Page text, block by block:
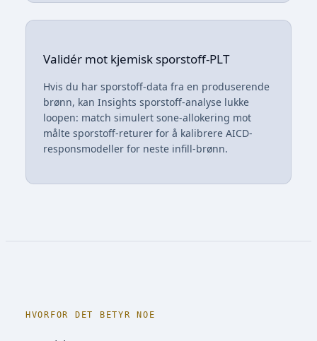
Validér mot kjemisk sporstoff-PLT
Hvis du har sporstoff-data fra en produserende
brønn, kan Insights sporstoff-analyse lukke
loopen: match simulert sone-allokering mot
målte sporstoff-returer for å kalibrere AICD-
responsmodeller for neste infill-brønn.
HVORFOR DET BETYR NOE